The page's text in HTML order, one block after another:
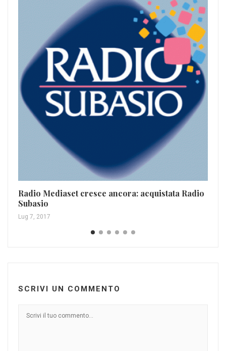
Radio Mediaset cresce ancora: acquistata Radio
Subasio
Lug 7, 2017
SCRIVI UN COMMENTO